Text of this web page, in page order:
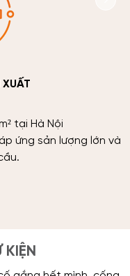
tại Hà Nội
ứng sản lượng lớn và
KIỆN